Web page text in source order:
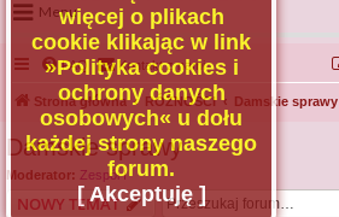
Menu
Portal
Facebook
Regulamin
Zapytaj administratora
Kontakt
FAQ Kontakt z nami
Strona główna RÓŻNOŚCI Damskie sprawy
Damskie sprawy
Moderator: Zespół I
NOWY TEMAT
więcej o plikach
cookie klikając w link
»Polityka cookies i
ochrony danych
osobowych« u dołu
każdej strony naszego
forum.
[ Akceptuję ]